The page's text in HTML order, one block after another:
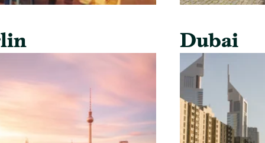
Dubai